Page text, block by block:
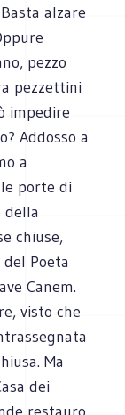
alzare
pezzo
pezzettini
impedire
Addosso a
a
porte di
della
chiuse,
Poeta
Canem.
visto che
Ma
dei